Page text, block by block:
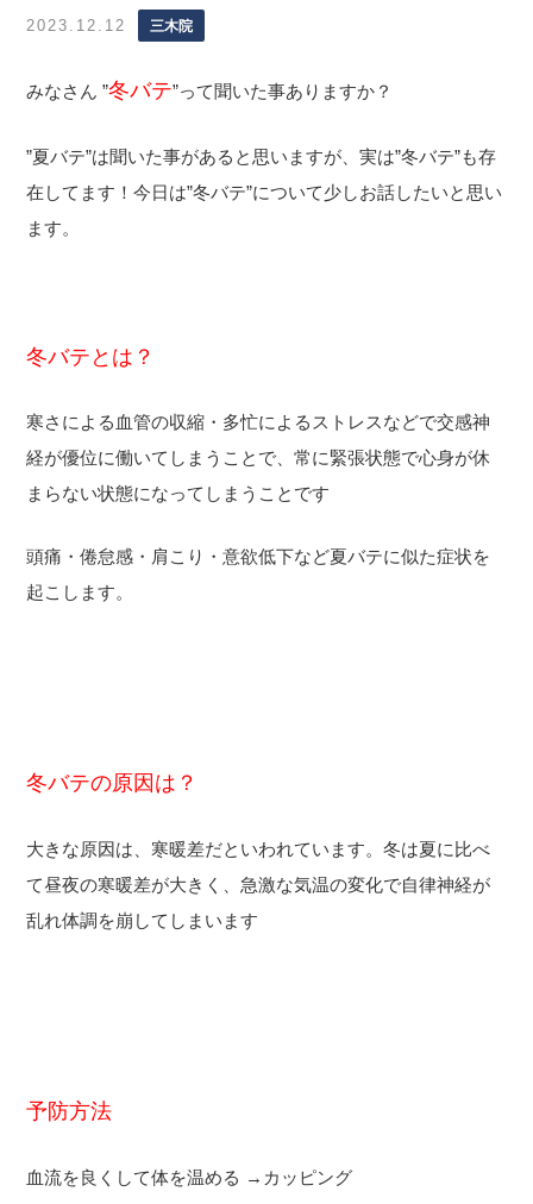
2023.12.12 三木院
みなさん ”冬バテ”って聞いた事ありますか？
”夏バテ”は聞いた事があると思いますが、実は”冬バテ”も存
在してます！今日は”冬バテ”について少しお話したいと思い
ます。
冬バテとは？
寒さによる血管の収縮・多忙によるストレスなどで交感神
経が優位に働いてしまうことで、常に緊張状態で心身が休
まらない状態になってしまうことです
頭痛・倦怠感・肩こり・意欲低下など夏バテに似た症状を
起こします。
冬バテの原因は？
大きな原因は、寒暖差だといわれています。冬は夏に比べ
て昼夜の寒暖差が大きく、急激な気温の変化で自律神経が
乱れ体調を崩してしまいます
予防方法
血流を良くして体を温める → カッピング